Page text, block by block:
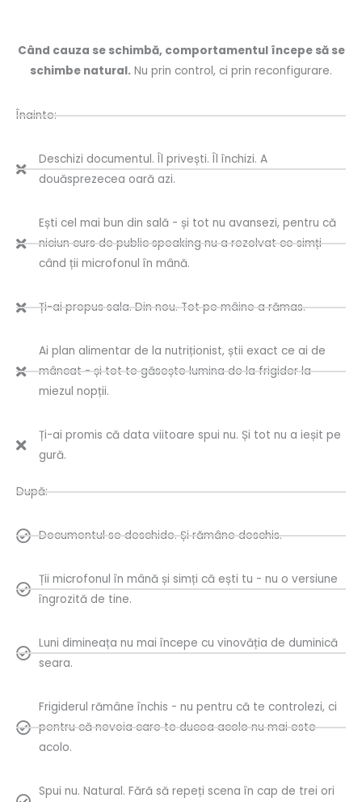
Când cauza se schimbă, comportamentul începe să se
schimbe natural. Nu prin control, ci prin reconfigurare.
Înainte:
Deschizi documentul. Îl privești. Îl închizi. A
douăsprezecea oară azi.
Ești cel mai bun din sală - și tot nu avansezi, pentru că
niciun curs de public speaking nu a rezolvat ce simți
când ții microfonul în mână.
Ți-ai propus sala. Din nou. Tot pe mâine a rămas.
Ai plan alimentar de la nutriționist, știi exact ce ai de
mâncat - și tot te găsește lumina de la frigider la
miezul nopții.
Ți-ai promis că data viitoare spui nu. Și tot nu a ieșit pe
gură.
După:
Documentul se deschide. Și rămâne deschis.
Ții microfonul în mână și simți că ești tu - nu o versiune
îngrozită de tine.
Luni dimineața nu mai începe cu vinovăția de duminică
seara.
Frigiderul rămâne închis - nu pentru că te controlezi, ci
pentru că nevoia care te ducea acolo nu mai este
acolo.
Spui nu. Natural. Fără să repeți scena în cap de trei ori